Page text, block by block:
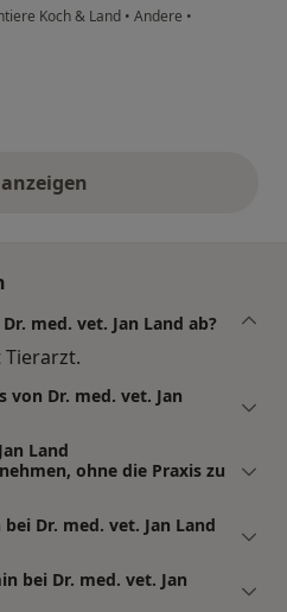
Koch & Land • Andere •
obige Stellungnahmen
med. vet. Jan Land ab?
Tierarzt.
von Dr. med. vet. Jan
Land
ohne die Praxis zu
Dr. med. vet. Jan Land
bei Dr. med. vet. Jan